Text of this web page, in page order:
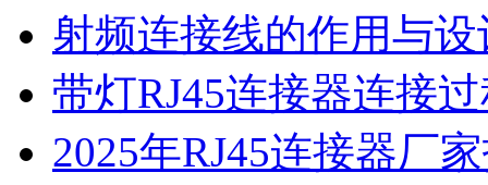
射频连接线的作用与
带灯RJ45连接器连接
2025年RJ45连接器厂